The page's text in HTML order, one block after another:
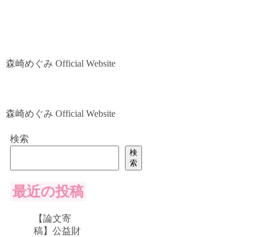
森崎めぐみ Official Website
森崎めぐみ Official Website
検索
検
索
最近の投稿
【論文寄
稿】公益財